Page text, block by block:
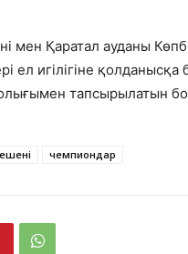
мен Қаратал ауданы
ел игілігіне қолданысқа
тапсырылатын
чемпиондар